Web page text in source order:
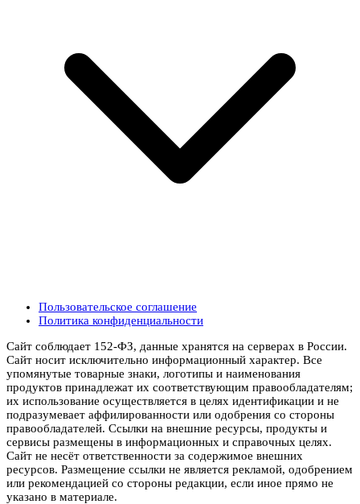
Пользовательское соглашение
Политика конфиденциальности
Сайт соблюдает 152-ФЗ, данные хранятся на серверах в России.
Сайт носит исключительно информационный характер. Все
упомянутые товарные знаки, логотипы и наименования
продуктов принадлежат их соответствующим правообладателям;
их использование осуществляется в целях идентификации и не
подразумевает аффилированности или одобрения со стороны
правообладателей. Ссылки на внешние ресурсы, продукты и
сервисы размещены в информационных и справочных целях.
Сайт не несёт ответственности за содержимое внешних
ресурсов. Размещение ссылки не является рекламой, одобрением
или рекомендацией со стороны редакции, если иное прямо не
указано в материале.